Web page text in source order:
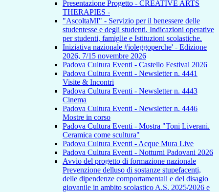
Presentazione Progetto - CREATIVE ARTS
THERAPIES -
"AscoltaMI" - Servizio per il benessere delle
studentesse e degli studenti. Indicazioni operative
per studenti, famiglie e Istituzioni scolastiche.
Iniziativa nazionale #ioleggoperche' - Edizione
2026, 7/15 novembre 2026
Padova Cultura Eventi - Castello Festival 2026
Padova Cultura Eventi - Newsletter n. 4441
Visite & Incontri
Padova Cultura Eventi - Newsletter n. 4443
Cinema
Padova Cultura Eventi - Newsletter n. 4446
Mostre in corso
Padova Cultura Eventi - Mostra "Toni Liverani.
Ceramica come scultura"
Padova Cultura Eventi - Acque Mura Live
Padova Cultura Eventi - Notturni Padovani 2026
Avvio del progetto di formazione nazionale
Prevenzione delluso di sostanze stupefacenti,
delle dipendenze comportamentali e del disagio
giovanile in ambito scolastico A.S. 2025/2026 e